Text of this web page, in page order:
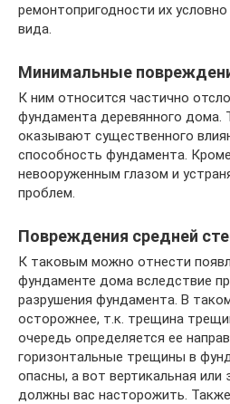
ремонтопригодности их
вида.
Минимальные
К ним относится частично
фундамента деревянного дома.
оказывают существенного
способность фундамента.
невооруженным глазом и
проблем.
Повреждения средней
К таковым можно отнести
фундаменте дома вследствие
разрушения фундамента. В
осторожнее, т.к. трещина
очередь определяется ее
горизонтальные трещины в
опасны, а вот вертикальная или
должны вас насторожить.